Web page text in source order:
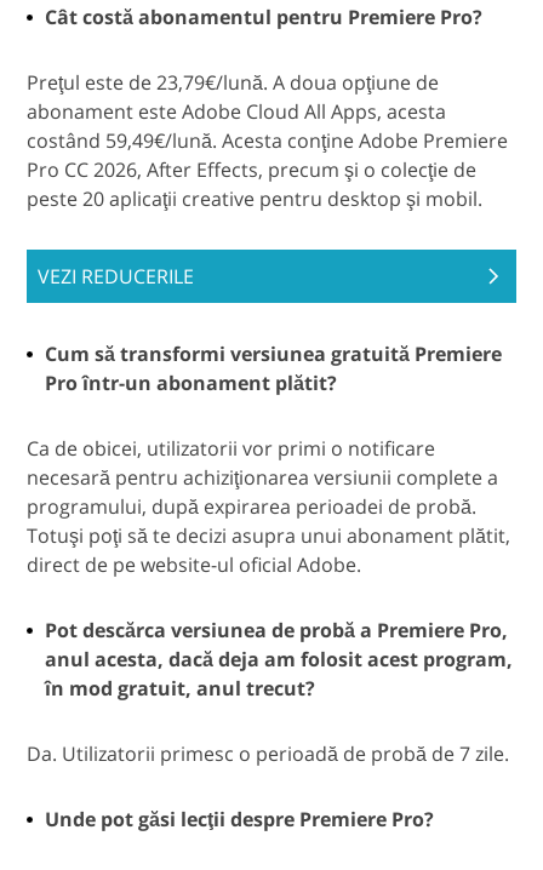
Cât costă abonamentul pentru Premiere Pro?
Preţul este de 23,79€/lună. A doua opţiune de
abonament este Adobe Cloud All Apps, acesta
costând 59,49€/lună. Acesta conţine Adobe Premiere
Pro CC 2026, After Effects, precum şi o colecţie de
peste 20 aplicaţii creative pentru desktop şi mobil.
VEZI REDUCERILE
Cum să transformi versiunea gratuită Premiere
Pro într-un abonament plătit?
Ca de obicei, utilizatorii vor primi o notificare
necesară pentru achiziţionarea versiunii complete a
programului, după expirarea perioadei de probă.
Totuşi poţi să te decizi asupra unui abonament plătit,
direct de pe website-ul oficial Adobe.
Pot descărca versiunea de probă a Premiere Pro,
anul acesta, dacă deja am folosit acest program,
în mod gratuit, anul trecut?
Da. Utilizatorii primesc o perioadă de probă de 7 zile.
Unde pot găsi lecţii despre Premiere Pro?